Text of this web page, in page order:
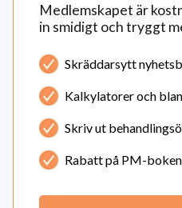
Medlemskapet är
in smidigt och tryggt
Skräddarsytt
Kalkylatorer och
Skriv ut
Rabatt på PM-boken